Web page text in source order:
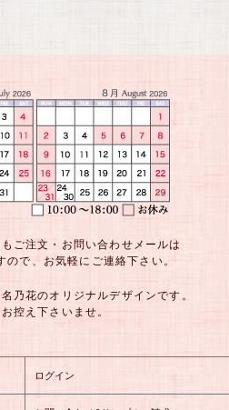
ご注文・お問い合わせメールは
ので、お気軽にご連絡下さい。
乃花のオリジナルデザインです。
控え下さいませ。
ログイン